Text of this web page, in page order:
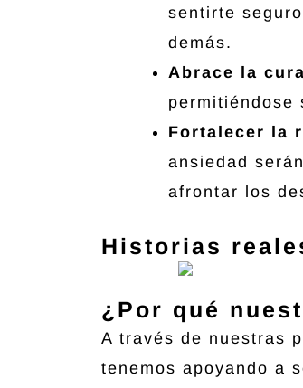
sentirte
demás.
Abrace la
permitiéndose
Fortalecer la
ansiedad
afrontar los
Historias
¿Por qué
A través de nuestras
tenemos apoyando a